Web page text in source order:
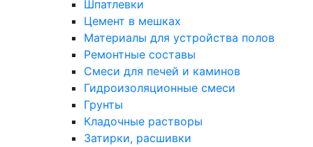
Шпатлевки
Цемент в мешках
Материалы для устройства полов
Ремонтные составы
Смеси для печей и каминов
Гидроизоляционные смеси
Грунты
Кладочные растворы
Затирки, расшивки